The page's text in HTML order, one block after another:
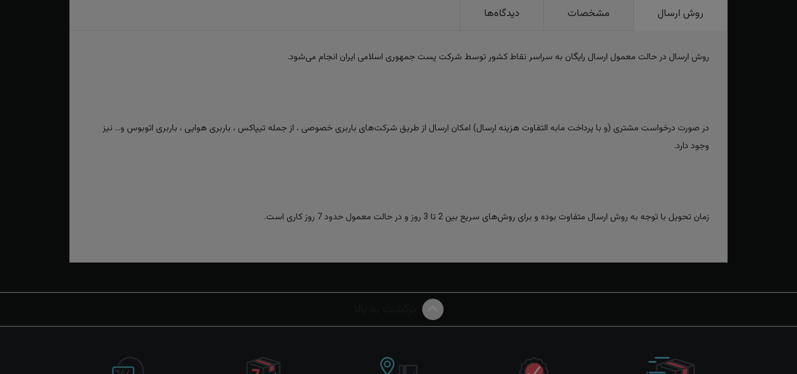
روش ارسال مشخصات دیدگاه‌ها
روش ارسال در حالت معمول ارسال رایگان به سراسر نقاط کشور توسط شرکت پست جمهوری اسلامی ایران انجام می‌شود.
در صورت درخواست مشتری (و با پرداخت مابه التفاوت هزینه ارسال) امکان ارسال از طریق شرکت‌های باربری خصوصی ، از جمله تیپاکس ، باربری هوایی ، باربری اتوبوس و... نیز
وجود دارد.
زمان تحویل با توجه به روش ارسال متفاوت بوده و برای روش‌های سریع بین 2 تا 3 روز و در حالت معمول حدود 7 روز کاری است.